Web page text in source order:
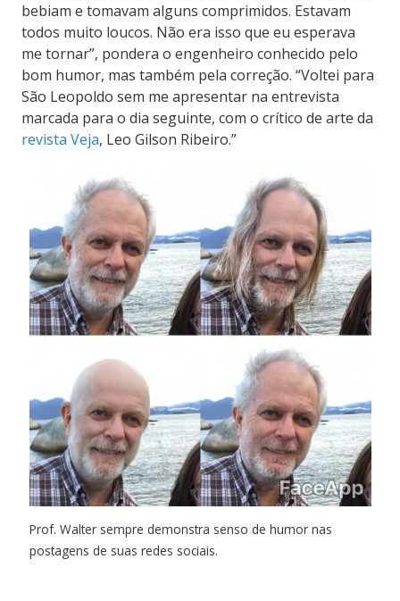
bebiam e tomavam alguns comprimidos. Estavam
todos muito loucos. Não era isso que eu esperava
me tornar”, pondera o engenheiro conhecido pelo
bom humor, mas também pela correção. “Voltei para
São Leopoldo sem me apresentar na entrevista
marcada para o dia seguinte, com o crítico de arte da
revista Veja, Leo Gilson Ribeiro.”
Prof. Walter sempre demonstra senso de humor nas
postagens de suas redes sociais.